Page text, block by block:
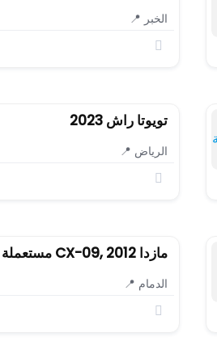
الخبر 📍
تويوتا راش 2023
الرياض 📍
مازدا CX-09, 2012 مستعملة
الدمام 📍